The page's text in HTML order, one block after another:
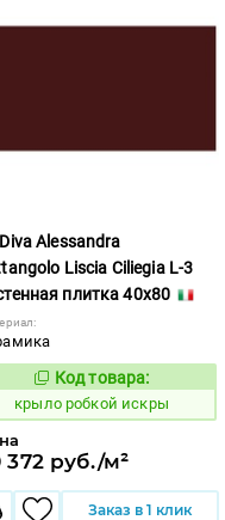
Alessandra
Liscia Ciliegia L-3
плитка 40x80
837909
Код товара:
крыло робкой искры
372 руб./м²
Заказ в 1 клик